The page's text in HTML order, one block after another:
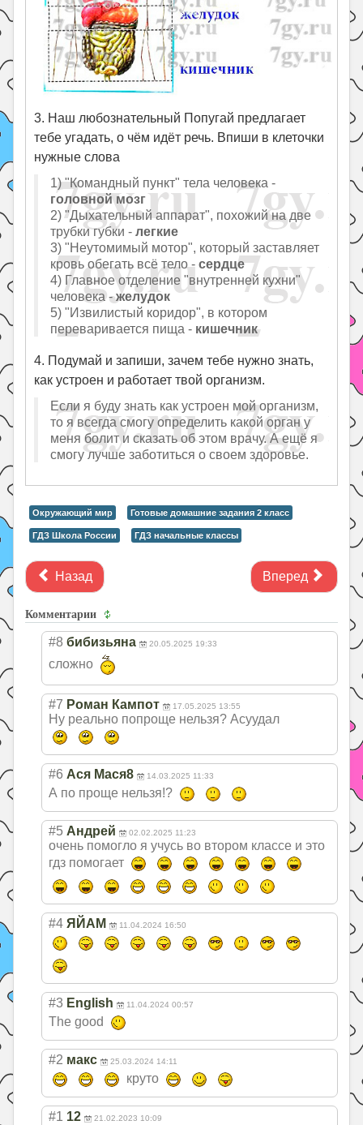
3. Наш любознательный Попугай предлагает
тебе угадать, о чём идёт речь. Впиши в клеточки
нужные слова
1) "Командный пункт" тела человека -
головной мозг
2) "Дыхательный аппарат", похожий на две
трубки губки -легкие
3) "Неутомимый мотор", который заставляет
кровь обегать всё тело -сердце
4) Главное отделение "внутренней кухни"
человека -желудок
5) "Извилистый коридор", в котором
переваривается пища - кишечник
4. Подумай и запиши, зачем тебе нужно знать,
как устроен и работает твой организм.
Если я буду знать как устроен мой организм,
то я всегда смогу определить какой орган у
меня болит и сказать об этом врачу. А ещё я
смогу лучше заботиться о своем здоровье.
Окружающий мир Готовые домашние задания 2 класс
ГДЗ Школа России ГДЗ начальные классы
Назад Вперед
Комментарии
#8 бибизьяна 20.05.2025 19:33
сложно
#7 Роман Кампот 17.05.2025 13:55
Ну реально попроще нельзя? Асуудал
#6 Ася Мася8 14.03.2025 11:33
А по проще нельзя!?
#5 Андрей 02.02.2025 11:23
очень помогло я учусь во втором классе и это
гдз помогает
#4 ЯЙАМ 11.04.2024 16:50
#3 English 11.04.2024 00:57
The good
#2 макс 25.03.2024 14:11
круто
#1 12 21.02.2023 10:09